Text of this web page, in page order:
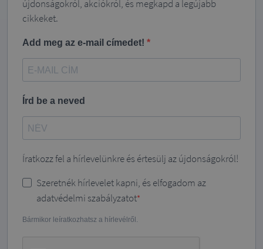
újdonságokról, akciókról, és megkapd a legújabb
cikkeket.
Add meg az e-mail címedet!
Írd be a neved
Íratkozz fel a hírlevelünkre és értesülj az újdonságokról!
Szeretnék hírlevelet kapni, és elfogadom az
adatvédelmi szabályzatot
Bármikor leíratkozhatsz a hírlevélről.